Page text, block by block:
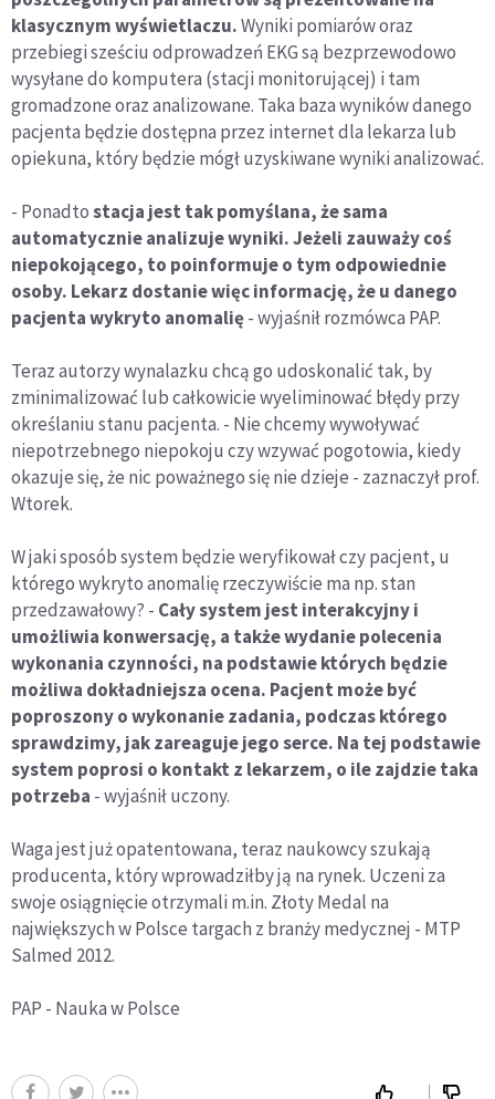
klasycznym wyświetlaczu.Wyniki pomiarów oraz
przebiegi sześciu odprowadzeń EKG są bezprzewodowo
wysyłane do komputera (stacji monitorującej) i tam
gromadzone oraz analizowane. Taka baza wyników danego
pacjenta będzie dostępna przez internet dla lekarza lub
opiekuna, który będzie mógł uzyskiwane wyniki analizować.
- Ponadtostacja jest tak pomyślana, że sama
automatycznie analizuje wyniki. Jeżeli zauważy coś
niepokojącego, to poinformuje o tym odpowiednie
osoby. Lekarz dostanie więc informację, że u danego
pacjenta wykryto anomalię- wyjaśnił rozmówca PAP.
Teraz autorzy wynalazku chcą go udoskonalić tak, by
zminimalizować lub całkowicie wyeliminować błędy przy
określaniu stanu pacjenta. - Nie chcemy wywoływać
niepotrzebnego niepokoju czy wzywać pogotowia, kiedy
okazuje się, że nic poważnego się nie dzieje - zaznaczył prof.
Wtorek.
W jaki sposób system będzie weryfikował czy pacjent, u
którego wykryto anomalię rzeczywiście ma np. stan
przedzawałowy? - Cały system jest interakcyjny i
umożliwia konwersację, a także wydanie polecenia
wykonania czynności, na podstawie których będzie
możliwa dokładniejsza ocena. Pacjent może być
poproszony o wykonanie zadania, podczas którego
sprawdzimy, jak zareaguje jego serce. Na tej podstawie
system poprosi o kontakt z lekarzem, o ile zajdzie taka
potrzeba - wyjaśnił uczony.
Waga jest już opatentowana, teraz naukowcy szukają
producenta, który wprowadziłby ją na rynek. Uczeni za
swoje osiągnięcie otrzymali m.in. Złoty Medal na
największych w Polsce targach z branży medycznej - MTP
Salmed 2012.
PAP - Nauka w Polsce